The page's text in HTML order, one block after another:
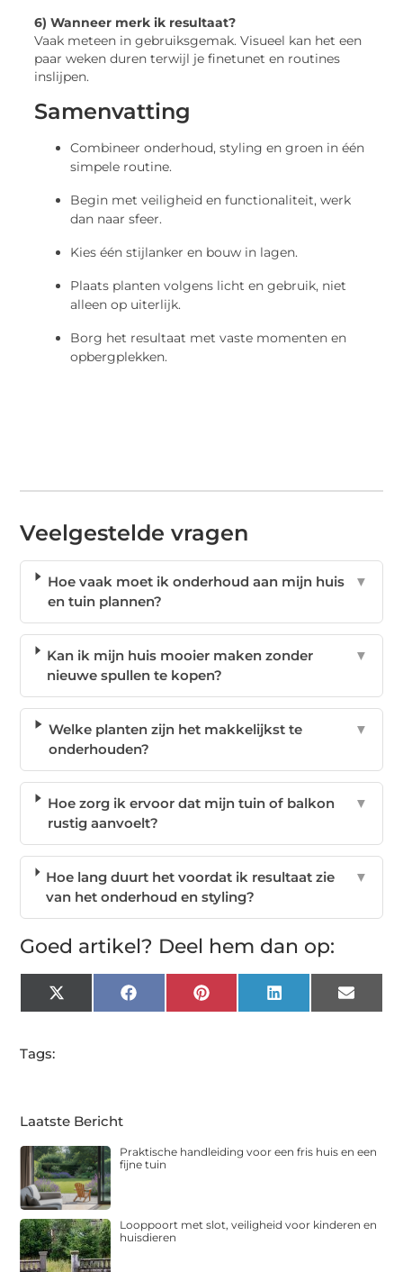
6) Wanneer merk ik resultaat?
Vaak meteen in gebruiksgemak. Visueel kan het een
paar weken duren terwijl je finetunet en routines
inslijpen.
Samenvatting
Combineer onderhoud, styling en groen in één
simpele routine.
Begin met veiligheid en functionaliteit, werk
dan naar sfeer.
Kies één stijlanker en bouw in lagen.
Plaats planten volgens licht en gebruik, niet
alleen op uiterlijk.
Borg het resultaat met vaste momenten en
opbergplekken.
Veelgestelde vragen
Hoe vaak moet ik onderhoud aan mijn huis
en tuin plannen?
▼
Kan ik mijn huis mooier maken zonder
nieuwe spullen te kopen?
▼
Welke planten zijn het makkelijkst te
onderhouden?
▼
Hoe zorg ik ervoor dat mijn tuin of balkon
rustig aanvoelt?
▼
Hoe lang duurt het voordat ik resultaat zie
van het onderhoud en styling?
▼
Goed artikel? Deel hem dan op:
X
(Twitter)
FacebookPinterest LinkedIn Email
Tags:
Laatste Bericht
Praktische handleiding voor een fris huis en een
fijne tuin
Looppoort met slot, veiligheid voor kinderen en
huisdieren